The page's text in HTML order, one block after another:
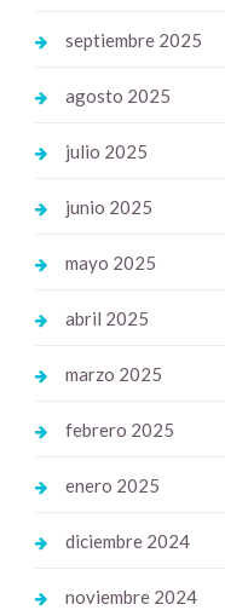
septiembre 2025
agosto 2025
julio 2025
junio 2025
mayo 2025
abril 2025
marzo 2025
febrero 2025
enero 2025
diciembre 2024
noviembre 2024